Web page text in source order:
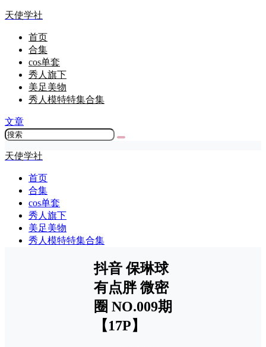
天使学社
首页
合集
cos单套
秀人旗下
美足美物
秀人模特特集合集
文章
天使学社
首页
合集
cos单套
秀人旗下
美足美物
秀人模特特集合集
抖音 保琳球
有点胖 微密
圈 NO.009期
【17P】